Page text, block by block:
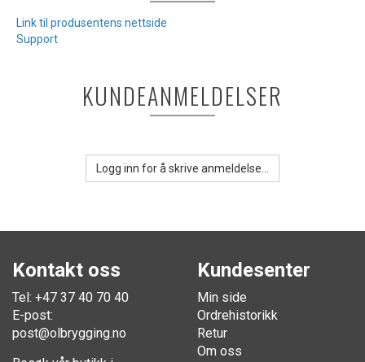
Link til produsentens nettside
Support
KUNDEANMELDELSER
Logg inn for å skrive anmeldelse...
Kontakt oss
Tel: +47 37 40 70 40
E-post:
post@olbrygging.no
Kundesenter
Min side
Ordrehistorikk
Retur
Om oss